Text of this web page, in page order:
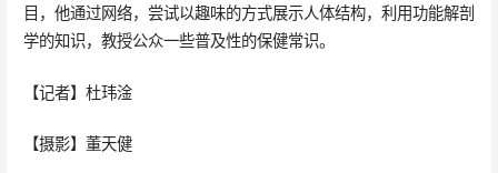
目，他通过网络，尝试以趣味的方式展示人体结构，利用功能解剖
学的知识，教授公众一些普及性的保健常识。
【记者】杜玮淦
【摄影】董天健